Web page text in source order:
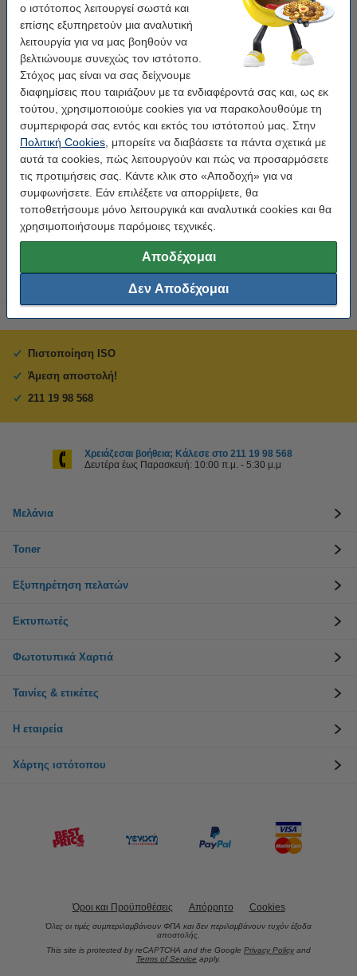
ο ιστότοπος λειτουργεί σωστά και
επίσης εξυπηρετούν μια αναλυτική
λειτουργία για να μας βοηθούν να
βελτιώνουμε συνεχώς τον ιστότοπο.
Στόχος μας είναι να σας δείχνουμε
διαφημίσεις που ταιριάζουν με τα ενδιαφέροντά σας και, ως εκ
τούτου, χρησιμοποιούμε cookies για να παρακολουθούμε τη
συμπεριφορά σας εντός και εκτός του ιστότοπού μας. Στην
Πολιτική Cookies , μπορείτε να διαβάσετε τα πάντα σχετικά με
αυτά τα cookies, πώς λειτουργούν και πώς να προσαρμόσετε
τις προτιμήσεις σας. Κάντε κλικ στο «Αποδοχή» για να
συμφωνήσετε. Εάν επιλέξετε να απορρίψετε, θα
τοποθετήσουμε μόνο λειτουργικά και αναλυτικά cookies και θα
χρησιμοποιήσουμε παρόμοιες τεχνικές.
Αποδέχομαι
Δεν Αποδέχομαι
Χρήση: πολυλειτουργικό Χρώμα κειμένου: Μαύρο
Χρώμα ταινίας: white nylon Διαστάσεις: 12 mm x 3,5 m
Κάνε κλικ για να δεις τα χαρακτηριστικά!
Εξοικονόμησε σχεδόν
στην ταινία!
Άμεσα διαθέσιμο
Παράγγειλε τώρα, για άμεση παράδοση!
7,50 € Στο Καλάθι
Πιστοποίηση ISO
Άμεση αποστολή!
211 19 98 568
Χρειάζεσαι βοήθεια; Κάλεσε στο 211 19 98 568
Δευτέρα έως Παρασκευή: 10:00 π.μ. - 5:30 μ.μ
Μελάνια
Toner
Εξυπηρέτηση πελατών
Εκτυπωτές
Φωτοτυπικά Χαρτιά
Ταινίες & ετικέτες
Η εταιρεία
Χάρτης ιστότοπου
Όροι και Προϋποθέσεις Απόρρητο Cookies
Όλες οι τιμές συμπεριλαμβάνουν ΦΠΑ και δεν περιλαμβάνουν τυχόν έξοδα
αποστολής.
This site is protected by reCAPTCHA and the Google Privacy Policy and
Terms of Service apply.